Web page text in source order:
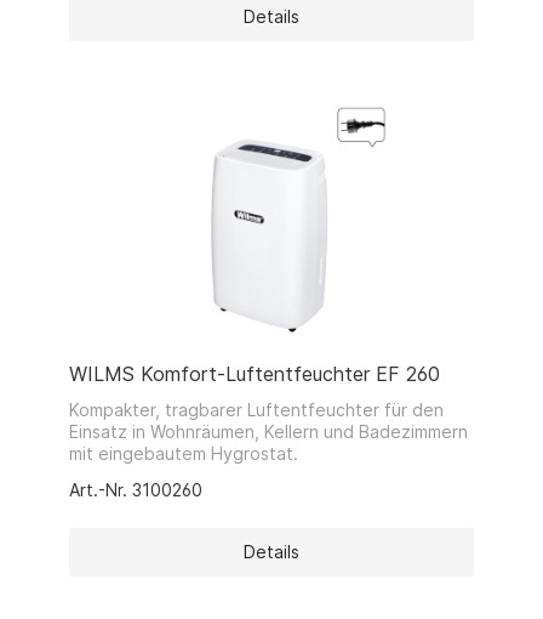
Details
WILMS Komfort-Luftentfeuchter EF 260
Kompakter, tragbarer Luftentfeuchter für den
Einsatz in Wohnräumen, Kellern und Badezimmern
mit eingebautem Hygrostat.
Art.-Nr. 3100260
Details